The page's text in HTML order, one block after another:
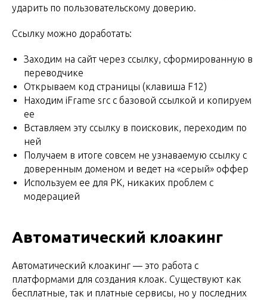
ударить по пользовательскому доверию.
Ссылку можно доработать:
Заходим на сайт через ссылку, сформированную в
переводчике
Открываем код страницы (клавиша F12)
Находим iFrame src с базовой ссылкой и копируем
ее
Вставляем эту ссылку в поисковик, переходим по
ней
Получаем в итоге совсем не узнаваемую ссылку с
доверенным доменом и ведет на «серый» оффер
Используем ее для РК, никаких проблем с
модерацией
Автоматический клоакинг
Автоматический клоакинг — это работа с
платформами для создания клоак. Существуют как
бесплатные, так и платные сервисы, но у последних